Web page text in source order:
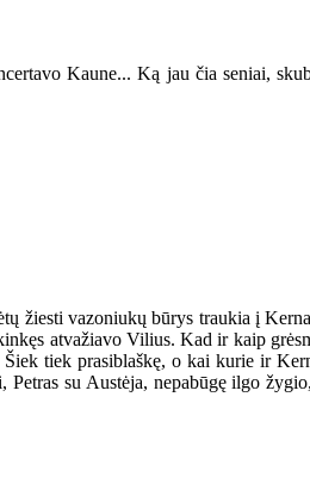
Kaune... Ką jau čia seniai,
žiesti vazoniukų būrys traukia į
atvažiavo Vilius. Kad ir kaip
tiek prasiblaškę, o kai kurie ir
Petras su Austėja, nepabūgę ilgo